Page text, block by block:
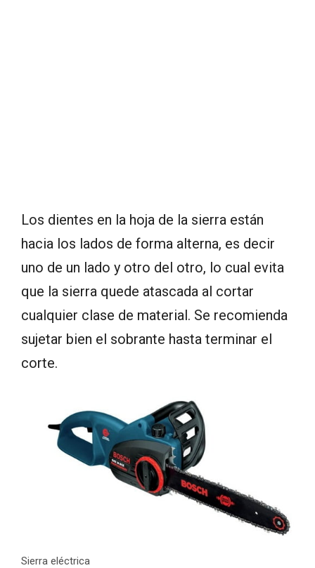
Los dientes en la hoja de la sierra están
hacia los lados de forma alterna, es decir
uno de un lado y otro del otro, lo cual evita
que la sierra quede atascada al cortar
cualquier clase de material. Se recomienda
sujetar bien el sobrante hasta terminar el
corte.
Sierra eléctrica